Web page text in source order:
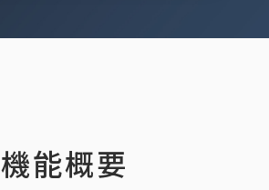
機能概要